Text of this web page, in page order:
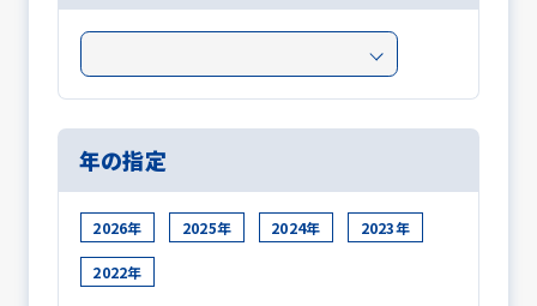
年の指定
2026年 2025年 2024年 2023年
2022年